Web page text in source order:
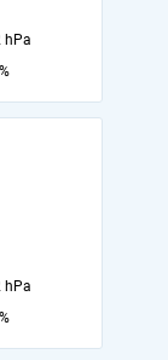
hPa
hPa